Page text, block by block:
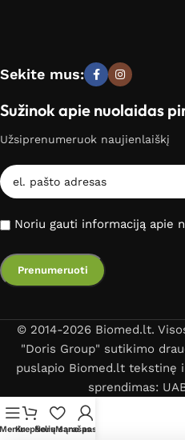
Sekite mus:
Sužinok apie nuolaidas
Užsiprenumeruok naujienlaiškį
Noriu gauti informaciją apie
© 2014-2026 Biomed.lt.
"Doris Group" sutikimo
puslapio Biomed.lt tekstinę
sprendimas:
MeniuKrepšelisNorų sąrašas
Mano paskyra